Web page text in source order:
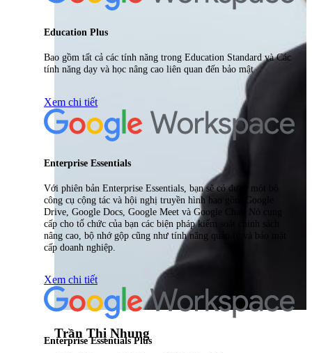
Trần Thị Nhung
Education Plus
Bao gồm tất cả các tính năng trong Education Standard và Các
tính năng dạy và học nâng cao liên quan đến bảo mật
Xem chi tiết
Enterprise Essentials
Với phiên bản Enterprise Essentials, bạn sẽ có được một bộ
công cụ cộng tác và hội nghị truyền hình bao gồm Google
Drive, Google Docs, Google Meet và Google Chat. Nó cung
cấp cho tổ chức của bạn các biện pháp kiểm soát chính sách
nâng cao, bộ nhớ gộp cũng như tính năng quản lý và bảo mật
cấp doanh nghiệp.
Xem chi tiết
Enterprise Essentials Plus